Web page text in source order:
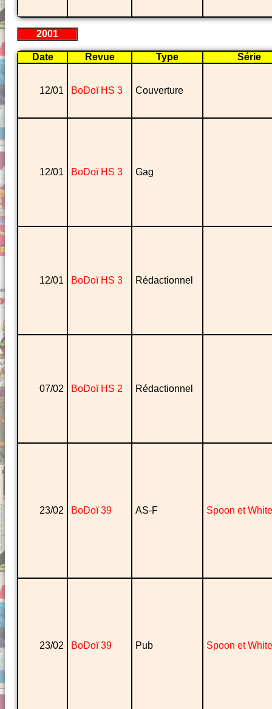
2001
Date Revue Type Série
12/01 BoDoï HS 3 Couverture
12/01 BoDoï HS 3 Gag
12/01 BoDoï HS 3 Rédactionnel
07/02 BoDoï HS 2 Rédactionnel
23/02 BoDoï 39 AS-F Spoon et White
23/02 BoDoï 39 Pub Spoon et White